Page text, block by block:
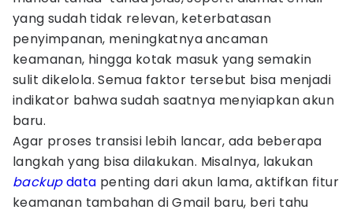
yang sudah tidak relevan, keterbatasan
penyimpanan, meningkatnya ancaman
keamanan, hingga kotak masuk yang semakin
sulit dikelola. Semua faktor tersebut bisa menjadi
indikator bahwa sudah saatnya menyiapkan akun
baru.
Agar proses transisi lebih lancar, ada beberapa
langkah yang bisa dilakukan. Misalnya, lakukan
backupdata penting dari akun lama, aktifkan fitur
keamanan tambahan di Gmail baru, beri tahu